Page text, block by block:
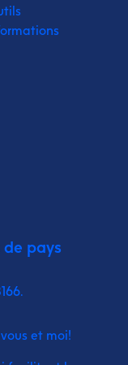
de pays
et moi!